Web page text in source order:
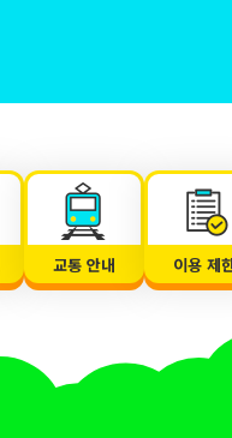
교통 안내 이용 제